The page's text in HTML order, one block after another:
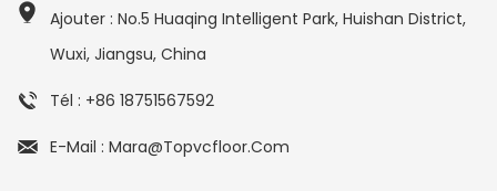
Ajouter : No.5 Huaqing Intelligent Park, Huishan District,
Wuxi, Jiangsu, China
Tél : +86 18751567592
E-Mail : Mara@topvcfloor.com